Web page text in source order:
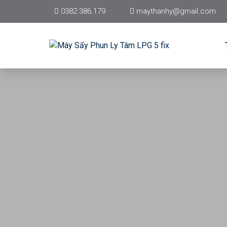
0382.386.179 maythanhy@gmail.com